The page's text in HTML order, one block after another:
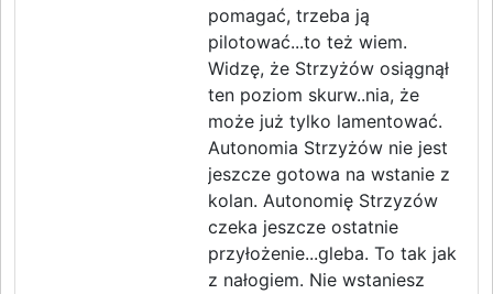
pomagać, trzeba ją
pilotować...to też wiem.
Widzę, że Strzyżów osiągnął
ten poziom skurw..nia, że
może już tylko lamentować.
Autonomia Strzyżów nie jest
jeszcze gotowa na wstanie z
kolan. Autonomię Strzyzów
czeka jeszcze ostatnie
przyłożenie...gleba. To tak jak
z nałogiem. Nie wstaniesz